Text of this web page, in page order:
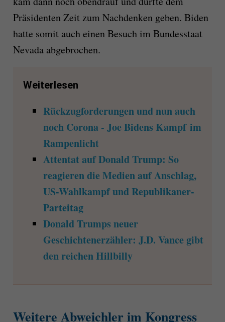
Präsidenten Zeit zum Nachdenken geben. Biden
hatte somit auch einen Besuch im Bundesstaat
Nevada abgebrochen.
Weiterlesen
Rückzugforderungen und nun auch
noch Corona - Joe Bidens Kampf im
Rampenlicht
Attentat auf Donald Trump: So
reagieren die Medien auf Anschlag,
US-Wahlkampf und Republikaner-
Parteitag
Donald Trumps neuer
Geschichtenerzähler: J.D. Vance gibt
den reichen Hillbilly
Weitere Abweichler im Kongress